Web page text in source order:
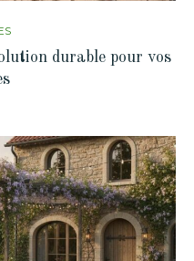
durable pour vos